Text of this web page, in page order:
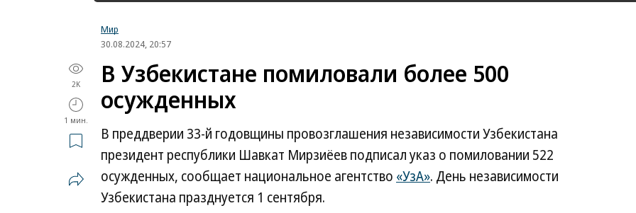
Мир
30.08.2024, 20:57
2K
1 мин.
В Узбекистане помиловали более 500
осужденных
В преддверии 33-й годовщины провозглашения независимости Узбекистана
президент республики Шавкат Мирзиёев подписал указ о помиловании 522
осужденных, сообщает национальное агентство «УзА». День независимости
Узбекистана празднуется 1 сентября.